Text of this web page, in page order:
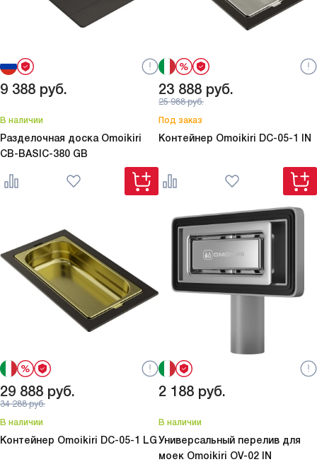
9 388 руб.
В наличии
Разделочная доска Omoikiri
CB-BASIC-380 GB
23 888 руб.
25 988руб.
Под заказ
Контейнер Omoikiri DC-05-1 IN
29 888 руб.
34 288руб.
В наличии
Контейнер Omoikiri DC-05-1 LG
2 188 руб.
В наличии
Универсальный перелив для
моек Omoikiri OV-02 IN